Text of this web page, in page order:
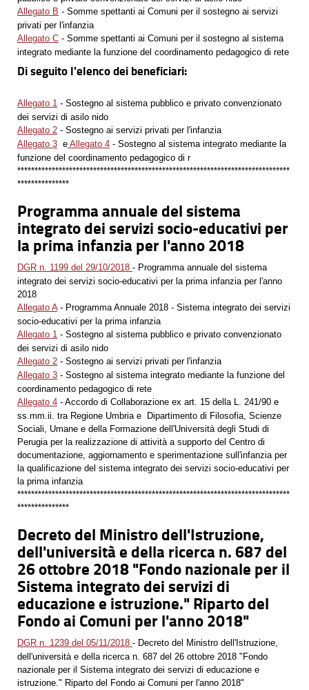
Allegato B - Somme spettanti ai Comuni per il sostegno ai servizi
privati per l'infanzia
Allegato C - Somme spettanti ai Comuni per il sostegno al sistema
integrato mediante la funzione del coordinamento pedagogico di rete
Di seguito l'elenco dei beneficiari:
Allegato 1 - Sostegno al sistema pubblico e privato convenzionato
dei servizi di asilo nido
Allegato 2 - Sostegno ai servizi privati per l'infanzia
Allegato 3 e Allegato 4 - Sostegno al sistema integrato mediante la
funzione del coordinamento pedagogico di r
*******************************************************************************
***************
Programma annuale del sistema
integrato dei servizi socio-educativi per
la prima infanzia per l'anno 2018
DGR n. 1199 del 29/10/2018 - Programma annuale del sistema
integrato dei servizi socio-educativi per la prima infanzia per l'anno
2018
Allegato A- Programma Annuale 2018 - Sistema integrato dei servizi
socio-educativi per la prima infanzia
Allegato 1 - Sostegno al sistema pubblico e privato convenzionato
dei servizi di asilo nido
Allegato 2 - Sostegno ai servizi privati per l'infanzia
Allegato 3 - Sostegno al sistema integrato mediante la funzione del
coordinamento pedagogico di rete
Allegato 4 - Accordo di Collaborazione ex art. 15 della L. 241/90 e
ss.mm.ii. tra Regione Umbria e Dipartimento di Filosofia, Scienze
Sociali, Umane e della Formazione dell'Università degli Studi di
Perugia per la realizzazione di attività a supporto del Centro di
documentazione, aggiornamento e sperimentazione sull'infanzia per
la qualificazione del sistema integrato dei servizi socio-educativi per
la prima infanzia
*******************************************************************************
***************
Decreto del Ministro dell'Istruzione,
dell'università e della ricerca n. 687 del
26 ottobre 2018 "Fondo nazionale per il
Sistema integrato dei servizi di
educazione e istruzione." Riparto del
Fondo ai Comuni per l'anno 2018"
DGR n. 1239 del 05/11/2018 - Decreto del Ministro dell'Istruzione,
dell'università e della ricerca n. 687 del 26 ottobre 2018 "Fondo
nazionale per il Sistema integrato dei servizi di educazione e
istruzione." Riparto del Fondo ai Comuni per l'anno 2018"